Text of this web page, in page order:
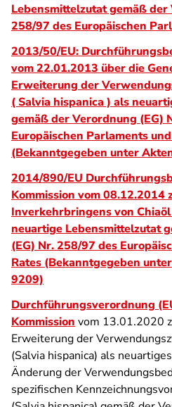
Lebensmittelzutat gemäß der
258/97 des Europäischen
2013/50/EU:
vom 22.01.2013 über die
Erweiterung der
( Salvia hispanica ) als
gemäß der Verordnung (EG)
Europäischen Parlaments
(Bekanntgegeben unter
2014/890/EU
Kommission vom 08.12.2014
Inverkehrbringens von
neuartige Lebensmittelzutat
(EG) Nr. 258/97 des
Rates (Bekanntgegeben
9209)
Durchführungsverordnung
Kommission vom 13.01.2020
Erweiterung der
(Salvia hispanica) als
Änderung der
spezifischen